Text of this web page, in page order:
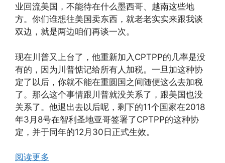
业回流美国，不能待在什么墨西哥、越南这些地
方。你们谁想往美国卖东西，就老老实实来跟我谈
双边，就是两边咱们再谈一次。
现在川普又上台了，他重新加入CPTPP的几率是没
有的，因为川普惦记给所有人加税。一旦加这种协
定了以后，你就不能在重圆国之间随便这么去加税
了。那么这个事情跟川普就没关系了，跟美国也没
关系了。他退出去以后呢，剩下的11个国家在2018
年3月8号在智利圣地亚哥签署了CPTPP的这种协
定，并于同年的12月30日正式生效。
阅读更多